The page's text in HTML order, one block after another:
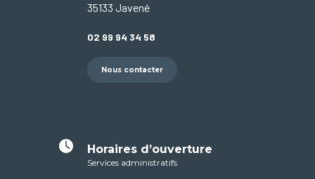
35133 Javené
02 99 94 34 58
Nous contacter
Horaires d’ouverture
Services administratifs